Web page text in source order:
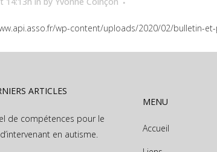
wp-content/uploads/2020/02/bulletin-
ARTICLES
de compétences pour le
en autisme.
MENU
Accueil